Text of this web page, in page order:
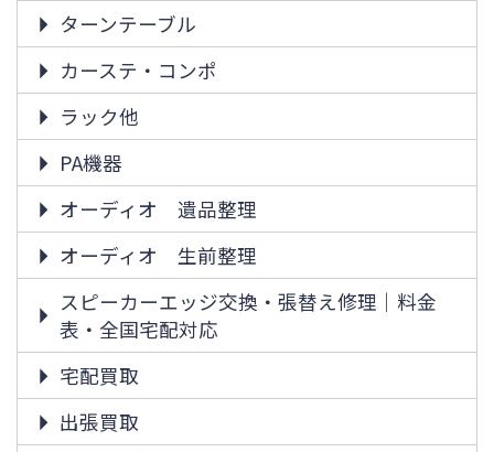
ターンテーブル
カーステ・コンポ
ラック他
PA機器
オーディオ 遺品整理
オーディオ 生前整理
スピーカーエッジ交換・張替え修理｜料金
表・全国宅配対応
宅配買取
出張買取